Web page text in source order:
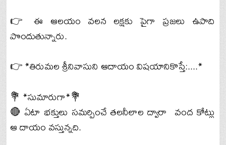
👉 ఈ ఆలయం వలన లక్షకు పైగా ప్రజలు ఉపాది
పొందుతున్నారు.
👉 *తిరుమల శ్రీనివాసుని ఆదాయం విషయానికొస్తే:....*
💐 *సుమారుగా*💐
🔴 ఏటా భక్తులు సమర్పించే తలనీలాల ద్వారా వంద కోట్లు
ఆ దాయం వస్తున్నది.